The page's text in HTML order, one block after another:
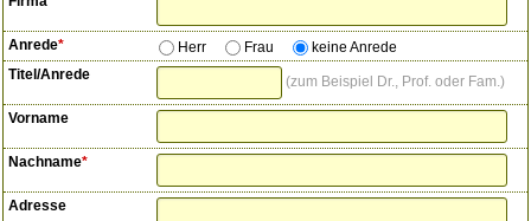
Anrede* Herr Frau
keine Anrede
Titel/Anrede
zum Beispiel Dr., Prof. oder Fam.
Vorname
Nachname*
Adresse